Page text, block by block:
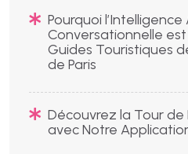
Pourquoi
Conversationnelle
Guides Touristiques
de Paris
Découvrez la Tour de
avec Notre